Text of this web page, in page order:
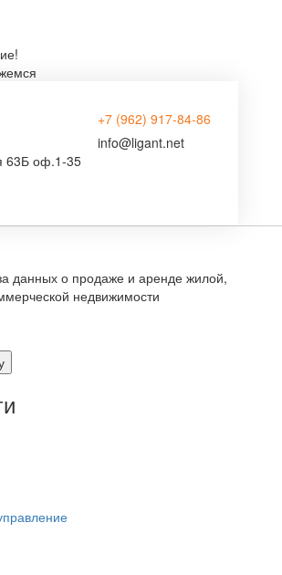
63Б оф.1-35
+7 (962) 917-84-86
info@ligant.net
данных о продаже и аренде жилой,
недвижимости